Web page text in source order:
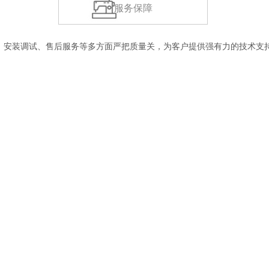
服务保障
装调试、售后服务等多方面严把质量关，为客户提供强有力的技术支